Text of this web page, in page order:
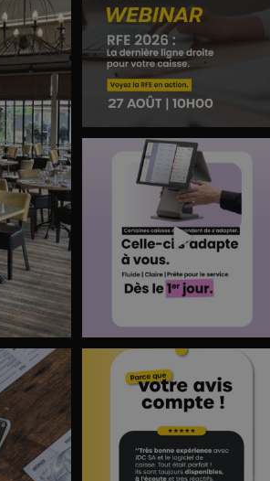
Fini de perdre du temps à dompter un
matériel trop...
8 0
à l’heure du
Marre de finir vos journées à rallonge
avec la
7 0